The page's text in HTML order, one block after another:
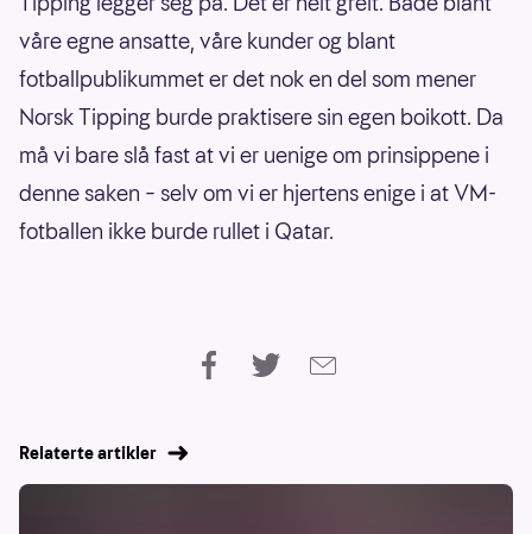
våre egne ansatte, våre kunder og blant
fotballpublikummet er det nok en del som mener
Norsk Tipping burde praktisere sin egen boikott. Da
må vi bare slå fast at vi er uenige om prinsippene i
denne saken – selv om vi er hjertens enige i at VM-
fotballen ikke burde rullet i Qatar.
Relaterte artikler